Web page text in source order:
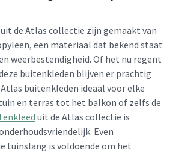
de Atlas collectie zijn gemaakt van
een materiaal dat bekend staat
weerbestendigheid. Of het nu regent
buitenkleden blijven er prachtig
buitenkleden ideaal voor elke
en terras tot het balkon of zelfs de
uit de Atlas collectie is
Even
tuinslang is voldoende om het